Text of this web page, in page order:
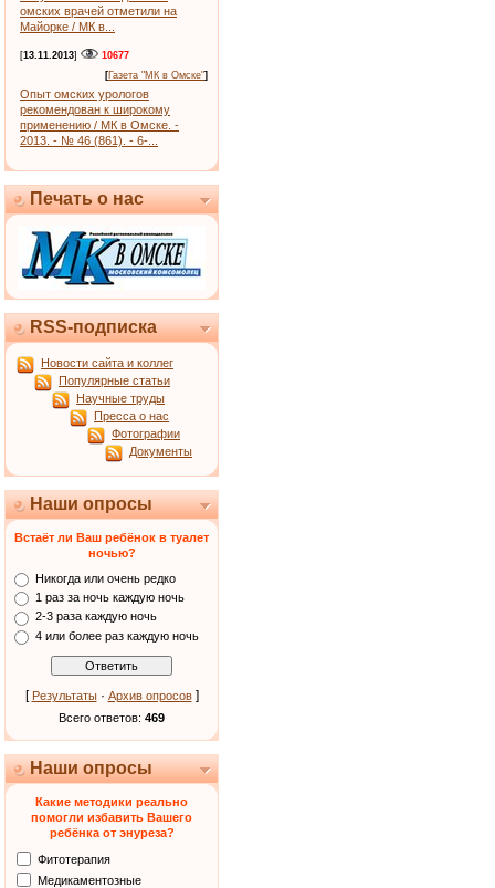
омских врачей отметили на
Майорке / МК в...
[13.11.2013]
10677
[Газета "МК в Омске"]
Опыт омских урологов
рекомендован к широкому
применению / МК в Омске. -
2013. - № 46 (861). - 6-...
Печать о нас
RSS-подписка
Новости сайта и коллег
Популярные статьи
Научные труды
Пресса о нас
Фотографии
Документы
Наши опросы
Встаёт ли Ваш ребёнок в туалет
ночью?
Никогда или очень редко
1 раз за ночь каждую ночь
2-3 раза каждую ночь
4 или более раз каждую ночь
[ Результаты· Архив опросов]
Всего ответов: 469
Наши опросы
Какие методики реально
помогли избавить Вашего
ребёнка от энуреза?
Фитотерапия
Медикаментозные